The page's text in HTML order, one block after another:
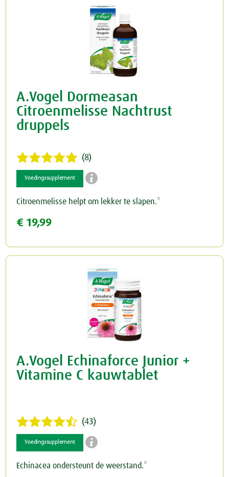
A.Vogel Dormeasan
Citroenmelisse Nachtrust
druppels
(8)
Voedingssupplement 
Citroenmelisse helpt om lekker te slapen.*
€ 19,99
A.Vogel Echinaforce Junior +
Vitamine C kauwtablet
(43)
Voedingssupplement 
Echinacea ondersteunt de weerstand.*